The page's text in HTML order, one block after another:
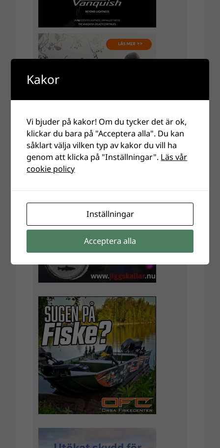
Kakor
Vi bjuder på kakor! Om du tycker det är ok,
klickar du bara på "Acceptera alla". Du kan
såklart välja vilken typ av kakor du vill ha
genom att klicka på "Inställningar". Läs vår
cookie policy
Inställningar
Acceptera alla